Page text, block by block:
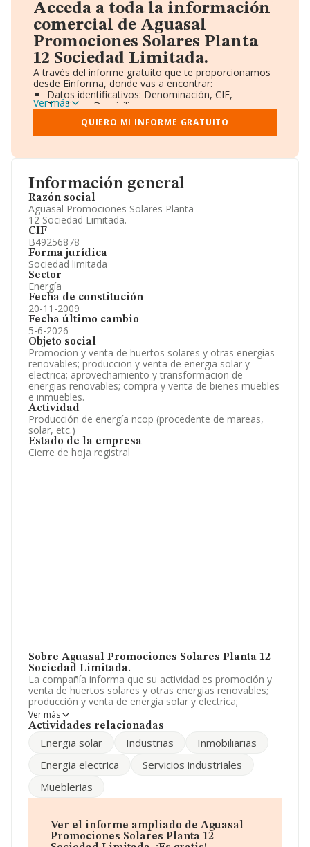
Información general
Razón social
Aguasal Promociones Solares Planta
12 Sociedad Limitada.
CIF
B49256878
Forma jurídica
Sociedad limitada
Sector
Energía
Fecha de constitución
20-11-2009
Fecha último cambio
5-6-2026
Objeto social
Promocion y venta de huertos solares y otras energias
renovables; produccion y venta de energia solar y
electrica; aprovechamiento y transformacion de
energias renovables; compra y venta de bienes muebles
e inmuebles.
Actividad
Producción de energía ncop (procedente de mareas,
solar, etc.)
Estado de la empresa
Cierre de hoja registral
Sobre Aguasal Promociones Solares Planta 12
Sociedad Limitada.
La compañía informa que su actividad es promoción y
venta de huertos solares y otras energias renovables;
producción y venta de energia solar y electrica;
aprovechamiento y transformacion de energias
renovables; compra y venta de bienes muebles e
CNAE corresponde a 3512 con código 'Transporte de
mercados exteriores.
La sociedadAguasal Promociones Solares Planta
12 Sociedad Limitada, CIF B49256878, tiene domicilio
en el municipio de Toro, provincia de Zamora, Castilla-
Ver más
Actividades relacionadas
Energia solar Industrias
Inmobiliarias
Energia electrica
Servicios industriales
Mueblerias
Ver el informe ampliado de Aguasal
Promociones Solares Planta 12
Acceda a toda la información
comercial de Aguasal
Promociones Solares Planta
12 Sociedad Limitada.
A través del informe gratuito que te proporcionamos
desde Einforma, donde vas a encontrar:
Datos identificativos: Denominación, CIF,
Teléfono, Domicilio.
Informe Mercantil Completo (BORME).
Gráficos de Evolución Ventas y Empleados.
Consejo de Administración y Administradores.
Accionistas.
Artículos de prensa publicados sobre la empresa.
Información oficial y registral complementaria.
Ver más
QUIERO MI INFORME GRATUITO